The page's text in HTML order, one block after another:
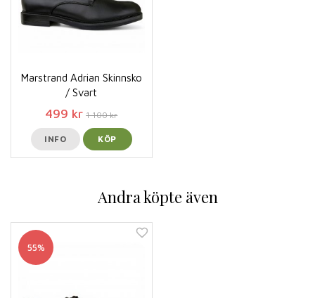
Marstrand Adrian Skinnsko
/ Svart
499 kr 1 100 kr
INFO KÖP
Andra köpte även
55%